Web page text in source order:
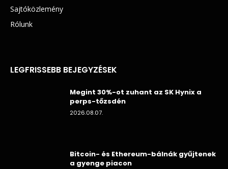
Sajtóközlemény
Rólunk
LEGFRISSEBB BEJEGYZÉSEK
Megint 30%-ot zuhant az SK Hynix a
perps-tőzsdén
2026.08.07.
Bitcoin- és Ethereum-bálnák gyűjtenek
a gyenge piacon